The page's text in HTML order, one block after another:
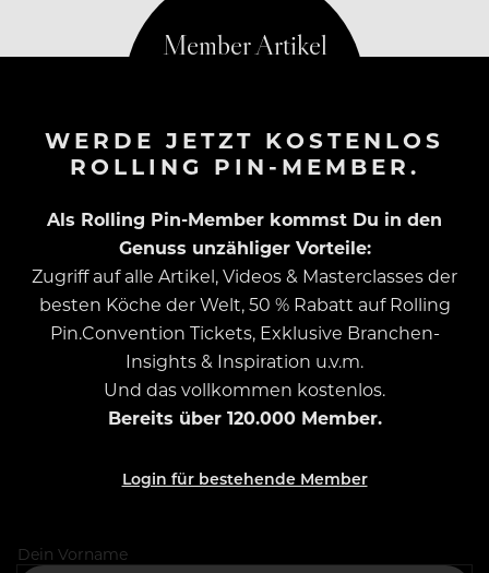
WERDE JETZT KOSTENLOS
ROLLING PIN-MEMBER.
Als Rolling Pin-Member kommst Du in den
Genuss unzähliger Vorteile:
Zugriff auf alle Artikel, Videos & Masterclasses der
besten Köche der Welt, 50 % Rabatt auf Rolling
Pin.Convention Tickets, Exklusive Branchen-
Insights & Inspiration u.v.m.
Und das vollkommen kostenlos.
Bereits über 120.000 Member.
Login für bestehende Member
Dein Vorname